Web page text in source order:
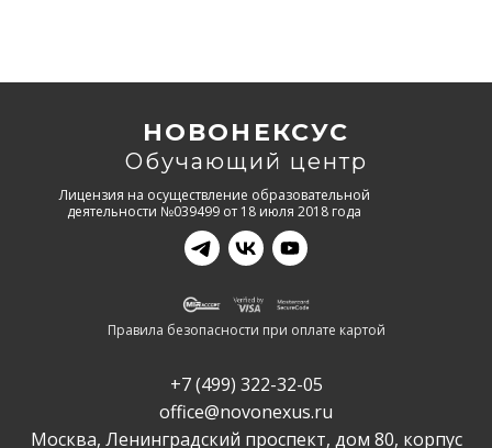
НОВОНЕКСУС
Обучающий центр
Лицензия на осуществление образовательной
деятельности №039499 от 18 июля 2018 года
Правила безопасности при оплате картой
+7 (499) 322-32-05
office@novonexus.ru
Москва, Ленинградский проспект, дом 80, корпус